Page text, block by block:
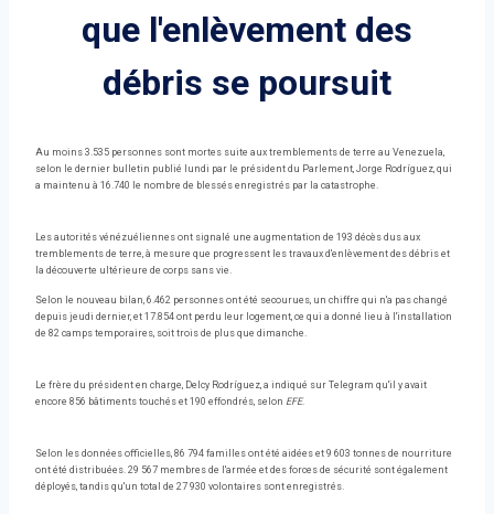
que l'enlèvement des
débris se poursuit
Au moins 3.535 personnes sont mortes suite aux tremblements de terre au Venezuela,
selon le dernier bulletin publié lundi par le président du Parlement, Jorge Rodríguez, qui
a maintenu à 16.740 le nombre de blessés enregistrés par la catastrophe.
Les autorités vénézuéliennes ont signalé une augmentation de 193 décès dus aux
tremblements de terre, à mesure que progressent les travaux d'enlèvement des débris et
la découverte ultérieure de corps sans vie.
Selon le nouveau bilan, 6.462 personnes ont été secourues, un chiffre qui n'a pas changé
depuis jeudi dernier, et 17.854 ont perdu leur logement, ce qui a donné lieu à l'installation
de 82 camps temporaires, soit trois de plus que dimanche.
Le frère du président en charge, Delcy Rodríguez, a indiqué sur Telegram qu'il y avait
encore 856 bâtiments touchés et 190 effondrés, selon EFE.
Selon les données officielles, 86 794 familles ont été aidées et 9 603 tonnes de nourriture
ont été distribuées. 29 567 membres de l'armée et des forces de sécurité sont également
déployés, tandis qu'un total de 27 930 volontaires sont enregistrés.